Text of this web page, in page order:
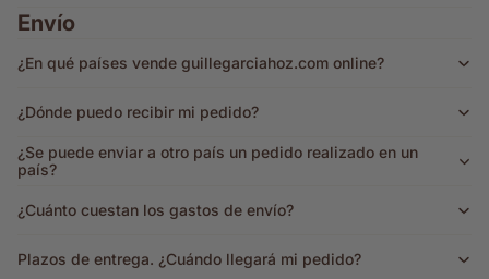
Envío
¿En qué países vende guillegarciahoz.com online?
¿Dónde puedo recibir mi pedido?
¿Se puede enviar a otro país un pedido realizado en un
país?
¿Cuánto cuestan los gastos de envío?
Plazos de entrega. ¿Cuándo llegará mi pedido?